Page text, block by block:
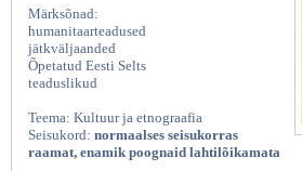
Märksõnad:
humanitaarteadused
jätkväljaanded
Õpetatud Eesti Selts
teaduslikud
Teema: Kultuur ja etnograafia
Seisukord: normaalses seisukorras
raamat, enamik poognaid lahtilõikamata